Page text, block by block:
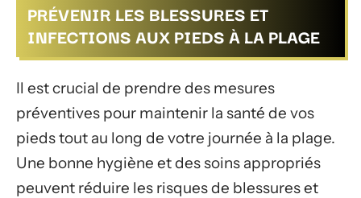
PRÉVENIR LES BLESSURES ET
INFECTIONS AUX PIEDS À LA PLAGE
Il est crucial de prendre des mesures
préventives pour maintenir la santé de vos
pieds tout au long de votre journée à la plage.
Une bonne hygiène et des soins appropriés
peuvent réduire les risques de blessures et